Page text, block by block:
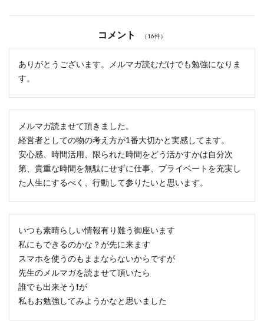
コメント （16件）
ありがとうございます。メルマガ読むだけでも勉強になりま
す。
メルマガ読ませて頂きました。
経営者としての物の考え方が1番大切かと実感してます。
安心感、時間活用、限られた時間をどう活かすかは自分次
第、貴重な時間を無駄にせずに仕事、プライベートを充実し
た人生にするべく、行動して参りたいと思います。
いつも素晴らしい情報有り難う御座います
私にもできるのかな？が先に来ます
スマホを使うのもままならないからですが
先生のメルマガを読ませて頂いたら
誰でも出来そう❗が
私もお勉強してみようかなと思いました